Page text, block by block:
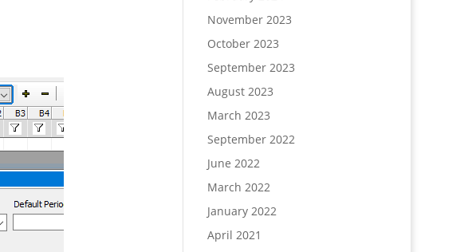
November 2023
October 2023
September 2023
August 2023
March 2023
September 2022
June 2022
March 2022
January 2022
April 2021